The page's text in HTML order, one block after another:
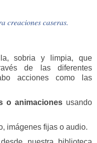
creaciones caseras.
sobria y limpia, que
de las diferentes
acciones como las
o animaciones usando
imágenes fijas o audio.